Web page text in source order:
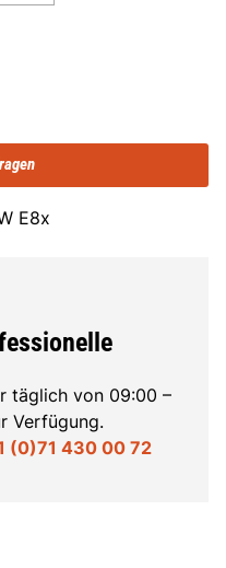
E8x
täglich von 09:00 –
Verfügung.
(0)71 430 00 72